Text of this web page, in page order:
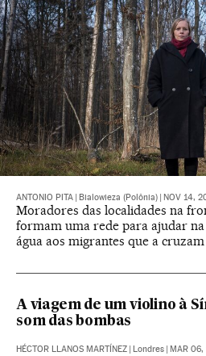
ANTONIO PITA Bialowieza (Polônia) NOV 14,
Moradores das localidades na
formam uma rede para ajudar
água aos migrantes que a cruzam
A viagem de um violino à
som das bombas
HÉCTOR LLANOS MARTÍNEZ Londres MAR